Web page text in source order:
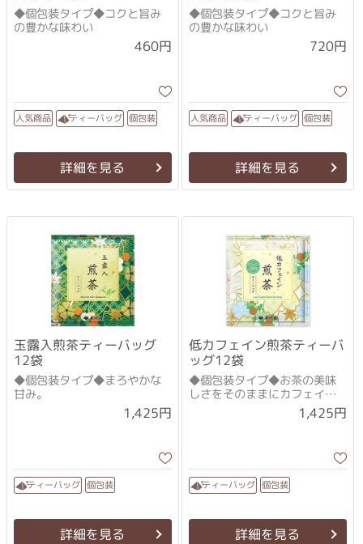
◆個包装タイプ◆コクと旨み
の豊かな味わい
460円
人気商品 ティーバッグ 個包装
詳細を見る
◆個包装タイプ◆コクと旨み
の豊かな味わい
720円
人気商品 ティーバッグ 個包装
詳細を見る
玉露入煎茶ティーバッグ
12袋
◆個包装タイプ◆まろやかな
甘み。
1,425円
ティーバッグ 個包装
詳細を見る
低カフェイン煎茶ティーバ
ッグ12袋
◆個包装タイプ◆お茶の美味
しさをそのままにカフェイン
をカット（賞味期限2026年10
1,425円
ティーバッグ 個包装
詳細を見る